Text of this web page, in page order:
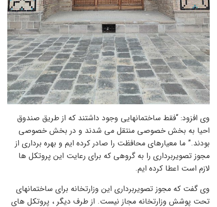
وی افزود: “فقط ساختمانهایی وجود داشتند که از طریق صندوق
احیا به بخش خصوصی منتقل می شدند و در بخش خصوصی
بودند.” ما معیارهای محافظت را صادر کرده ایم و بهره برداری از
مجوز تصویربرداری را به گروهی که برای رعایت این پروتکل ها
لازم است اعطا کرده ایم.
وی گفت که مجوز تصویربرداری این وزارتخانه برای ساختمانهای
تحت پوشش وزارتخانه مجاز نیست. از طرف دیگر ، پروتکل های